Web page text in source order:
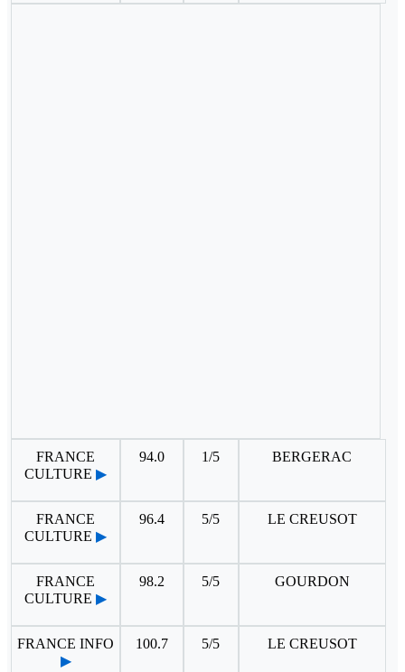
FRANCE
CULTURE ▶
94.0 1/5 BERGERAC
FRANCE
CULTURE ▶
96.4 5/5 LE CREUSOT
FRANCE
CULTURE ▶
98.2 5/5 GOURDON
FRANCE INFO
▶
100.7 5/5 LE CREUSOT